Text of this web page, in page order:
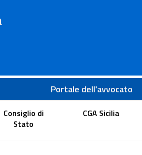
Portale dell'avvocato
Consiglio di
Stato
CGA Sicilia